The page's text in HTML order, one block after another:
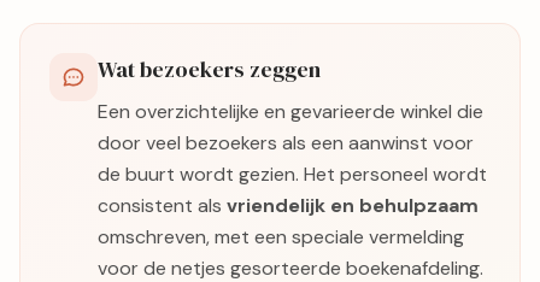
Wat bezoekers zeggen
Een overzichtelijke en gevarieerde winkel die
door veel bezoekers als een aanwinst voor
de buurt wordt gezien. Het personeel wordt
consistent als vriendelijk en behulpzaam
omschreven, met een speciale vermelding
voor de netjes gesorteerde boekenafdeling.